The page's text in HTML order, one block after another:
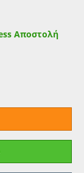
Αποστολή